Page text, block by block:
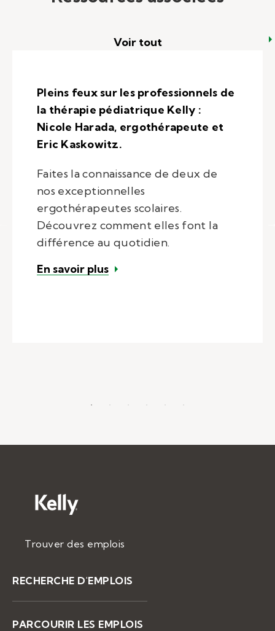
Voir tout
Pleins feux sur les professionnels de
la thérapie pédiatrique Kelly :
Nicole Harada, ergothérapeute et
Eric Kaskowitz.
Faites la connaissance de deux de
nos exceptionnelles
ergothérapeutes scolaires.
Découvrez comment elles font la
différence au quotidien.
En savoir plus– Pleins feux sur les
Trouver des emplois
RECHERCHE D'EMPLOIS
PARCOURIR LES EMPLOIS